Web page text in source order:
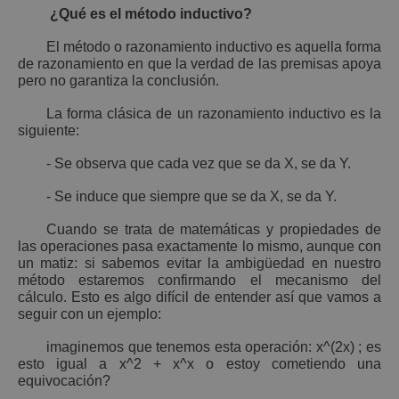
¿Qué es el método inductivo?
El método o razonamiento inductivo es aquella forma
de razonamiento en que la verdad de las premisas apoya
pero no garantiza la conclusión.
La forma clásica de un razonamiento inductivo es la
siguiente:
- Se observa que cada vez que se da X, se da Y.
- Se induce que siempre que se da X, se da Y.
Cuando se trata de matemáticas y propiedades de
las operaciones pasa exactamente lo mismo, aunque con
un matiz: si sabemos evitar la ambigüedad en nuestro
método estaremos confirmando el mecanismo del
cálculo. Esto es algo difícil de entender así que vamos a
seguir con un ejemplo:
imaginemos que tenemos esta operación: x^(2x) ; es
esto igual a x^2 + x^x o estoy cometiendo una
equivocación?